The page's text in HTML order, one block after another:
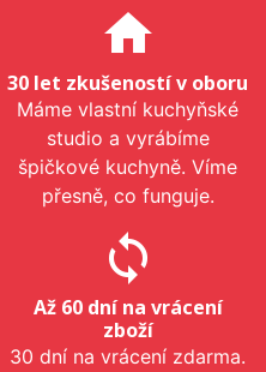
home
30 let zkušeností v oboru
Máme vlastní kuchyňské
studio a vyrábíme
špičkové kuchyně. Víme
přesně, co funguje.
sync
Až 60 dní na vrácení
zboží
30 dní na vrácení zdarma.